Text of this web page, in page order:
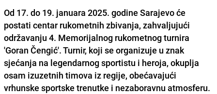
Od 17. do 19. januara 2025. godine Sarajevo će
postati centar rukometnih zbivanja, zahvaljujući
održavanju 4. Memorijalnog rukometnog turnira
'Goran Čengić'. Turnir, koji se organizuje u znak
sjećanja na legendarnog sportistu i heroja, okuplja
osam izuzetnih timova iz regije, obećavajući
vrhunske sportske trenutke i nezaboravnu atmosferu.